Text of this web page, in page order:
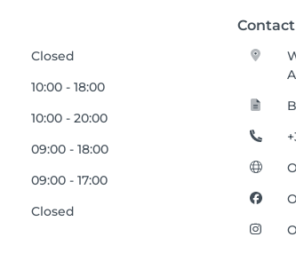
Contact
Closed
10:00 - 18:00
10:00 - 20:00
09:00 - 18:00
09:00 - 17:00
Closed